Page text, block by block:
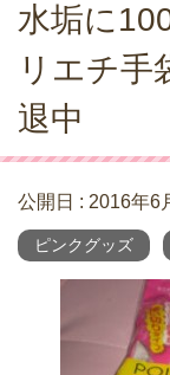
水垢に
リエチ手
退中
公開日 : 2016年6
ピンクグッズ